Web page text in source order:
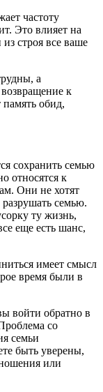
частоту
Это влияет на
строя все ваше
а
к
обид,
сохранить семью
относятся к
Они не хотят
семью.
ту жизнь,
еще есть шанс,
имеет смысл
время были в
войти обратно в
со
семьи
быть уверены,
или